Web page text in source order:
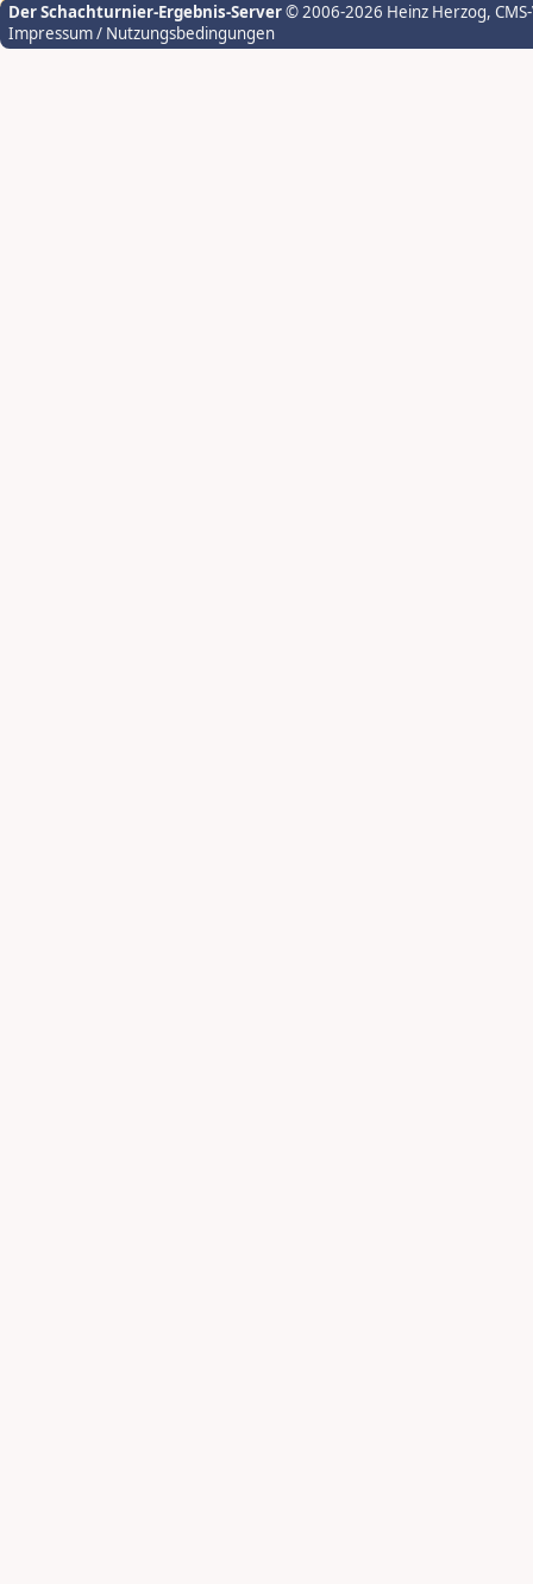
Der Schachturnier-Ergebnis-Server© 2006-2026 Heinz Herzog,
Impressum / Nutzungsbedingungen